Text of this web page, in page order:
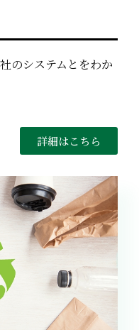
のシステムとをわか
詳細はこちら